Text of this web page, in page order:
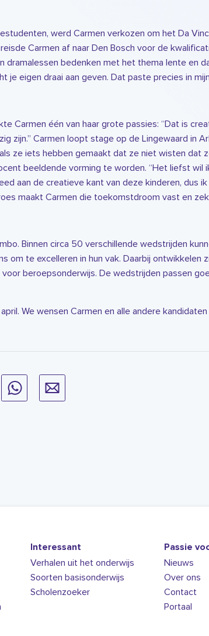
werd Carmen verkozen om het Da
Carmen af naar Den Bosch voor de
bedenken met het thema lente en
je eigen draai aan geven. Dat paste precies in
Carmen één van haar grote passies: “Dat is
zijn.” Carmen loopt stage op de Lingewaard in
ze iets hebben gemaakt dat ze niet wisten dat
beeldende vorming te worden. “Het liefst wil
aan de creatieve kant van deze kinderen, dus
maakt Carmen die toekomstdroom vast en
Binnen circa 50 verschillende wedstrijden
om te excelleren in hun vak. Daarbij ontwikkelen
beroepsonderwijs. De wedstrijden passen
We wensen Carmen en alle andere
Interessant
Verhalen uit het onderwijs
Soorten basisonderwijs
Scholenzoeker
Passie
Nieuws
Over ons
Contact
Portaal